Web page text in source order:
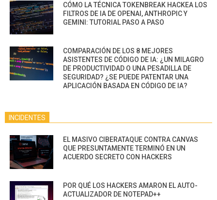
CÓMO LA TÉCNICA TOKENBREAK HACKEA LOS
FILTROS DE IA DE OPENAI, ANTHROPIC Y
GEMINI: TUTORIAL PASO A PASO
COMPARACIÓN DE LOS 8 MEJORES
ASISTENTES DE CÓDIGO DE IA: ¿UN MILAGRO
DE PRODUCTIVIDAD O UNA PESADILLA DE
SEGURIDAD? ¿SE PUEDE PATENTAR UNA
APLICACIÓN BASADA EN CÓDIGO DE IA?
INCIDENTES
EL MASIVO CIBERATAQUE CONTRA CANVAS
QUE PRESUNTAMENTE TERMINÓ EN UN
ACUERDO SECRETO CON HACKERS
POR QUÉ LOS HACKERS AMARON EL AUTO-
ACTUALIZADOR DE NOTEPAD++